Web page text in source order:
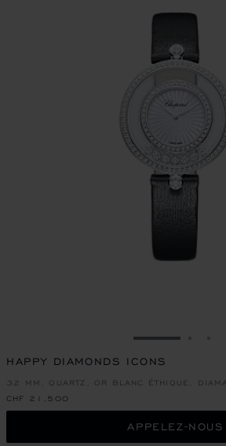
ALLER À LA
HAPPY DIAMONDS ICONS
32 MM, QUARTZ, OR BLANC ÉTHIQUE,
CHF 21,500
APPELEZ-NOUS